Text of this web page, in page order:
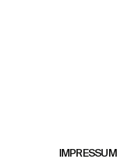
IMPRESSUM